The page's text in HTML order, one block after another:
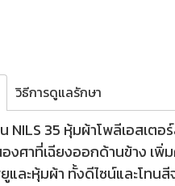
วิธีการดูแลรักษา
น NILS 35 หุ้มผ้าโพลีเอสเ
งศาที่เฉียงออกด้านข้าง เ
ละหุ้มผ้า ทั้งดีไซน์และโทน